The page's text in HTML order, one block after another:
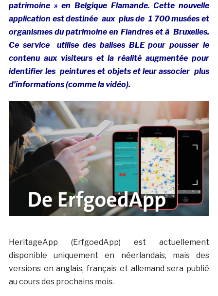
patrimoine » en Belgique Flamande. Cette nouvelle
application est destinée aux plus de 1 700 musées et
organismes du patrimoine en Flandres et à Bruxelles.
Ce service utilise des balises BLE pour pousser le
contenu aux visiteurs et la réalité augmentée pour
identifier les peintures et objets et leur associer plus
d’informations (comme la vidéo).
HeritageApp (ErfgoedApp) est actuellement
disponible uniquement en néerlandais, mais des
versions en anglais, français et allemand sera publié
au cours des prochains mois.